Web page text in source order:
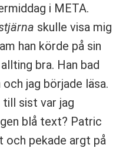
i META.
skulle visa mig
han körde på sin
bra. Han bad
jag började läsa.
sist var jag
blå text? Patric
och pekade argt på